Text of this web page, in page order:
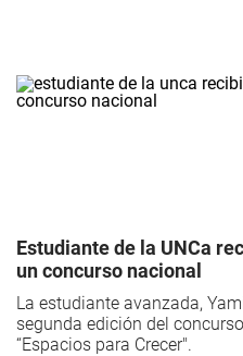
Estudiante de la UNCa
un concurso nacional
La estudiante avanzada,
segunda edición del
“Espacios para Crecer".